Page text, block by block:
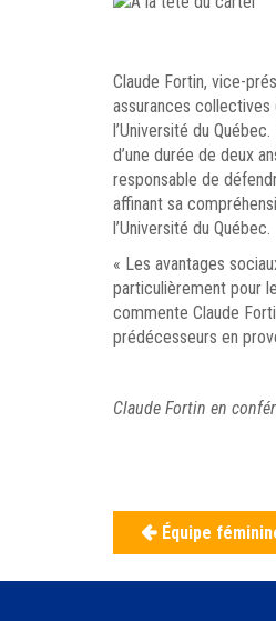
Claude Fortin, vice-
assurances
l’Université du
d’une durée de deux
responsable de
affinant sa
l’Université du Québec.
« Les avantages
particulièrement pour
commente Claude
prédécesseurs en
Claude Fortin en
de
l'article
Équipe